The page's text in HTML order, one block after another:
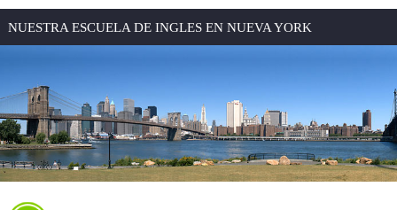
NUESTRA ESCUELA DE INGLES EN NUEVA YORK